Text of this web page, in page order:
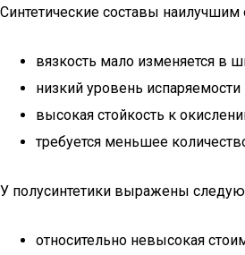
Синтетические составы
вязкость мало изменяется в
низкий уровень испаряемости
высокая стойкость к
требуется меньшее
У полусинтетики выражены
относительно невысокая